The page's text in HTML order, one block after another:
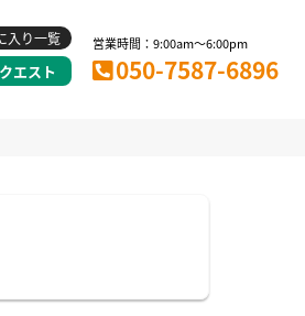
入り一覧
エスト
営業時間：9:00am～6:00pm
050-7587-6896